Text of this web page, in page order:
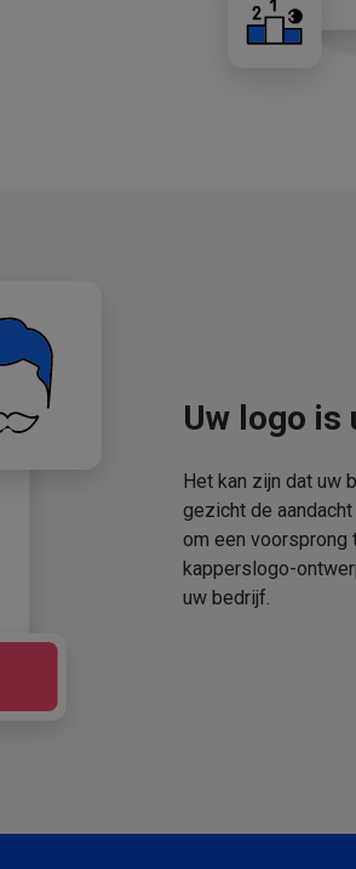
Uw logo is
Het kan zijn dat uw
gezicht de
om een voorsprong
kapperslogo-
uw bedrijf.